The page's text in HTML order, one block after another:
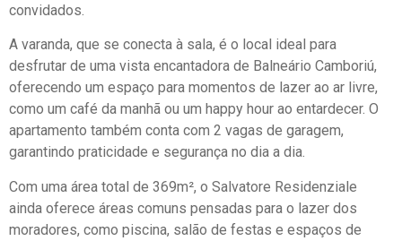
convidados.
A varanda, que se conecta à sala, é o local ideal para
desfrutar de uma vista encantadora de Balneário Camboriú,
oferecendo um espaço para momentos de lazer ao ar livre,
como um café da manhã ou um happy hour ao entardecer. O
apartamento também conta com 2 vagas de garagem,
garantindo praticidade e segurança no dia a dia.
Com uma área total de 369m², o Salvatore Residenziale
ainda oferece áreas comuns pensadas para o lazer dos
moradores, como piscina, salão de festas e espaços de